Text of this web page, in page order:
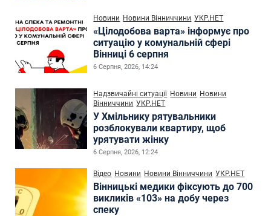
Новини Новини Вінниччини УКР.НЕТ
«Цілодобова варта» інформує про
ситуацію у комунальній сфері
Вінниці 6 серпня
6 Серпня, 2026, 14:24
Надзвичайні ситуації Новини Новини
Вінниччини УКР.НЕТ
У Хмільнику рятувальники
розблокували квартиру, щоб
урятувати жінку
6 Серпня, 2026, 12:24
Відео Новини Новини Вінниччини УКР.НЕТ
Вінницькі медики фіксують до 700
викликів «103» на добу через
спеку